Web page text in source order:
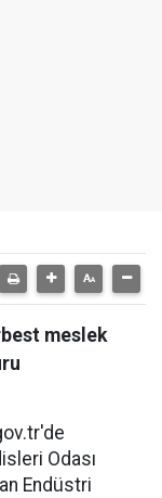
meslek
Odası
Endüstri